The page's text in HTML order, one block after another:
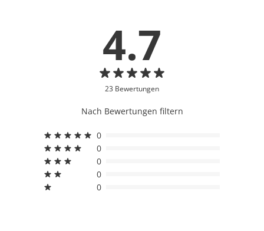
4.7
23 Bewertungen
Nach Bewertungen filtern
0
0
0
0
0